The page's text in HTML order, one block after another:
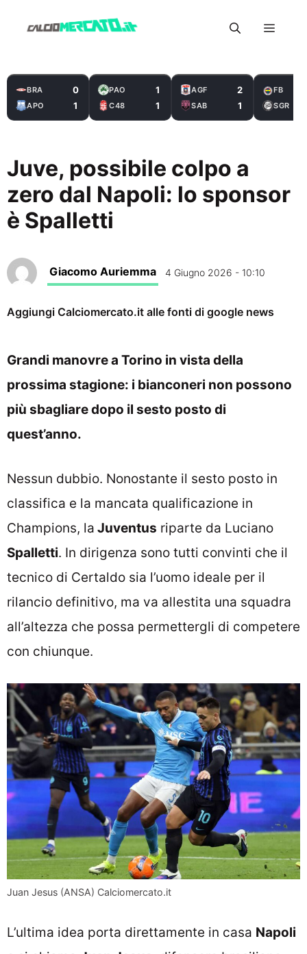
Menu
BRA 0
APO 1
PAO 1
C48 1
AGF 2
SAB 1
FB
SGR
Juve, possibile colpo a
zero dal Napoli: lo sponsor
è Spalletti
Giacomo Auriemma 4 Giugno 2026 - 10:10
Aggiungi Calciomercato.it alle fonti di google news
Grandi manovre a Torino in vista della
prossima stagione: i bianconeri non possono
più sbagliare dopo il sesto posto di
quest’anno.
Nessun dubbio. Nonostante il sesto posto in
classifica e la mancata qualificazione in
Champions, la Juventus riparte da Luciano
Spalletti. In dirigenza sono tutti convinti che il
tecnico di Certaldo sia l’uomo ideale per il
rilancio definitivo, ma va allestita una squadra
all’altezza che possa permettergli di competere
con chiunque.
Juan Jesus (ANSA) Calciomercato.it
L’ultima idea porta direttamente in casa Napoli